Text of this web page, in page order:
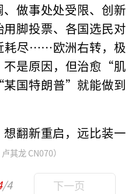
做事处处受限、创新
脚投票、各国选民对
耗尽……欧洲右转，极
不是原因，但治愈“肌
国特朗普”就能做到
翻新重启，远比装一
其龙 CN070）
/4 下一页